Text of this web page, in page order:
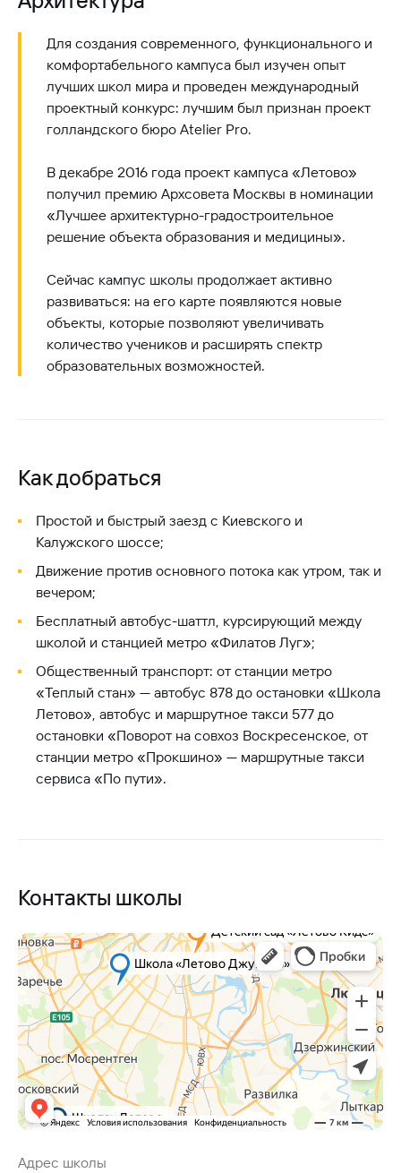
Для создания современного, функционального и
комфортабельного кампуса был изучен опыт
лучших школ мира и проведен международный
проектный конкурс: лучшим был признан проект
голландского бюро Atelier Pro.
В декабре 2016 года проект кампуса «Летово»
получил премию Архсовета Москвы в номинации
«Лучшее архитектурно-градостроительное
решение объекта образования и медицины».
Сейчас кампус школы продолжает активно
развиваться: на его карте появляются новые
объекты, которые позволяют увеличивать
количество учеников и расширять спектр
образовательных возможностей.
Как добраться
Простой и быстрый заезд с Киевского и
Калужского шоссе;
Движение против основного потока как утром, так и
вечером;
Бесплатный автобус-шаттл, курсирующий между
школой и станцией метро «Филатов Луг»;
Общественный транспорт: от станции метро
«Теплый стан» — автобус 878 до остановки «Школа
Летово», автобус и маршрутное такси 577 до
остановки «Поворот на совхоз Воскресенское, от
станции метро «Прокшино» — маршрутные такси
сервиса «По пути».
Контакты школы
Адрес школы